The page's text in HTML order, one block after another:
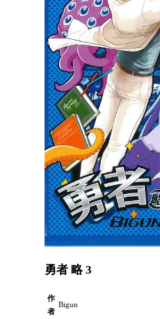
勇者 略 3
作
者
Bigun